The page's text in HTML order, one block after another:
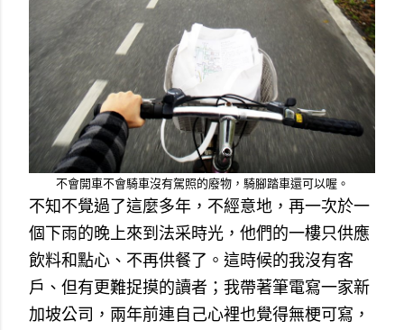
不會開車不會騎車沒有駕照的廢物，騎腳踏車還可以喔。
不知不覺過了這麼多年，不經意地，再一次於一
個下雨的晚上來到法采時光，他們的一樓只供應
飲料和點心、不再供餐了。這時候的我沒有客
戶、但有更難捉摸的讀者；我帶著筆電寫一家新
加坡公司，兩年前連自己心裡也覺得無梗可寫，